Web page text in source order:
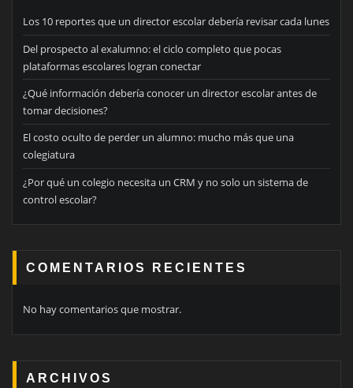
Los 10 reportes que un director escolar debería revisar cada lunes
Del prospecto al exalumno: el ciclo completo que pocas
plataformas escolares logran conectar
¿Qué información debería conocer un director escolar antes de
tomar decisiones?
El costo oculto de perder un alumno: mucho más que una
colegiatura
¿Por qué un colegio necesita un CRM y no solo un sistema de
control escolar?
COMENTARIOS RECIENTES
No hay comentarios que mostrar.
ARCHIVOS